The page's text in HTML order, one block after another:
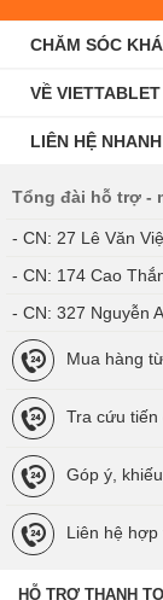
CHĂM SÓC
VỀ VIETTABLET
LIÊN HỆ NHANH
Tổng đài hỗ trợ -
- CN: 27 Lê Văn
- CN: 174 Cao
- CN: 327 Nguyễn
Mua hàng
Tra cứu tiến
Góp ý,
Liên hệ hợp
HỖ TRỢ THANH